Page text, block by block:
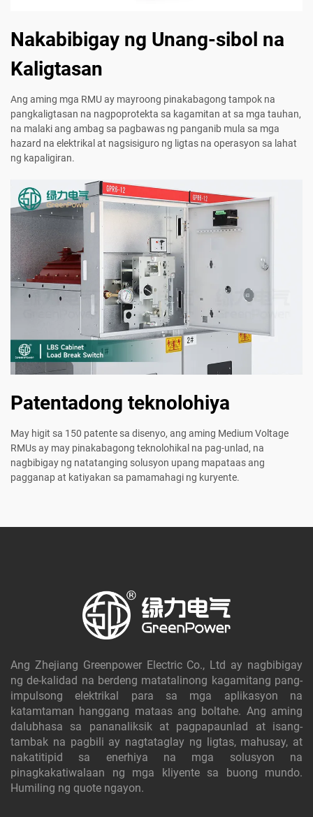
Nakabibigay ng Unang-sibol na
Kaligtasan
Ang aming mga RMU ay mayroong pinakabagong tampok na
pangkaligtasan na nagpoprotekta sa kagamitan at sa mga tauhan,
na malaki ang ambag sa pagbawas ng panganib mula sa mga
hazard na elektrikal at nagsisiguro ng ligtas na operasyon sa lahat
ng kapaligiran.
Patentadong teknolohiya
May higit sa 150 patente sa disenyo, ang aming Medium Voltage
RMUs ay may pinakabagong teknolohikal na pag-unlad, na
nagbibigay ng natatanging solusyon upang mapataas ang
pagganap at katiyakan sa pamamahagi ng kuryente.
Ang Zhejiang Greenpower Electric Co., Ltd ay nagbibigay
ng de-kalidad na berdeng matatalinong kagamitang pang-
impulsong elektrikal para sa mga aplikasyon na
katamtaman hanggang mataas ang boltahe. Ang aming
dalubhasa sa pananaliksik at pagpapaunlad at isang-
tambak na pagbili ay nagtataglay ng ligtas, mahusay, at
nakatitipid sa enerhiya na mga solusyon na
pinagkakatiwalaan ng mga kliyente sa buong mundo.
Humiling ng quote ngayon.